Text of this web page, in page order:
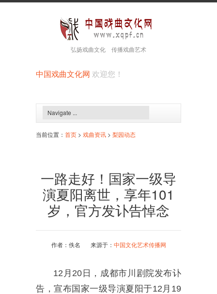
弘扬戏曲文化 传播戏曲艺术
中国戏曲文化网 欢迎您！
当前位置： 首页 > 戏曲资讯 > 梨园动态
一路走好！国家一级导
演夏阳离世，享年101
岁，官方发讣告悼念
作者：佚名 来源于： 中国文化艺术传播网
12月20日，成都市川剧院发布讣
告，宣布国家一级导演夏阳于12月19